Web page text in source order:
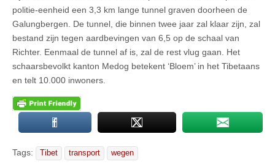
politie-eenheid een 3,3 km lange tunnel graven doorheen de
Galungbergen. De tunnel, die binnen twee jaar zal klaar zijn, zal
bestand zijn tegen aardbevingen van 6,5 op de schaal van
Richter. Eenmaal de tunnel af is, zal de rest vlug gaan. Het
schaarsbevolkt kanton Medog betekent ‘Bloem’ in het Tibetaans
en telt 10.000 inwoners.
Tags: Tibet transport wegen